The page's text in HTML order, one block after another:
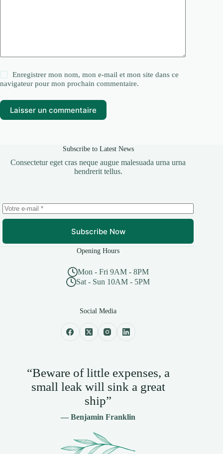
Enregistrer mon nom, mon e-mail et mon site dans ce
navigateur pour mon prochain commentaire.
Laisser un commentaire
Subscribe to Latest News
Consectetur eget cras neque augue malesuada urna urna
hendrerit tellus.
Subscribe Now
Opening Hours
Mon - Fri 9AM - 8PM
Sat - Sun 10AM - 5PM
Social Media
“Beware of little expenses, a
small leak will sink a great
ship”
— Benjamin Franklin